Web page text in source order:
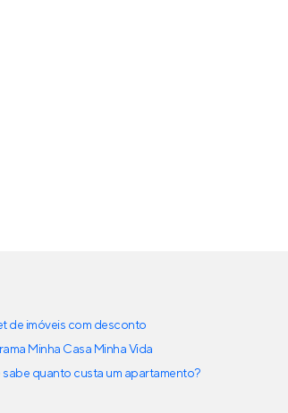
de imóveis com desconto
Minha Casa Minha Vida
sabe quanto custa um apartamento?